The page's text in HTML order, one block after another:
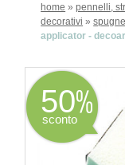
home »pennelli,
decorativi »
applicator -
50
sconto